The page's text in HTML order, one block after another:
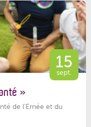
15
sept.
»
de l’Ernée et du